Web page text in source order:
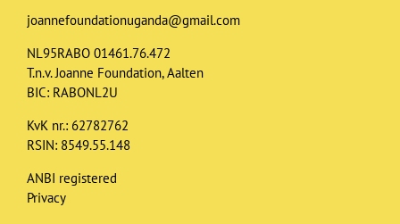
joannefoundationuganda@gmail.com
NL95RABO 01461.76.472
T.n.v. Joanne Foundation, Aalten
BIC: RABONL2U
KvK nr.: 62782762
RSIN: 8549.55.148
ANBI registered
Privacy